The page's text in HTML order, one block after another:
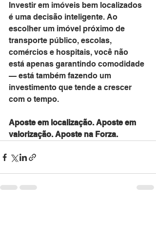
Investir em imóveis bem localizados
é uma decisão inteligente. Ao
escolher um imóvel próximo de
transporte público, escolas,
comércios e hospitais, você não
está apenas garantindo comodidade
— está também fazendo um
investimento que tende a crescer
com o tempo.
Aposte em localização. Aposte em
valorização. Aposte na Forza.